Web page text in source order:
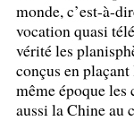
monde, c’est-à-
vocation quasi
vérité les
conçus en
même époque
aussi la Chine au